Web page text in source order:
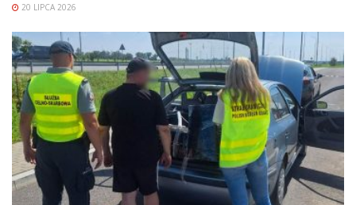
20 LIPCA 2026